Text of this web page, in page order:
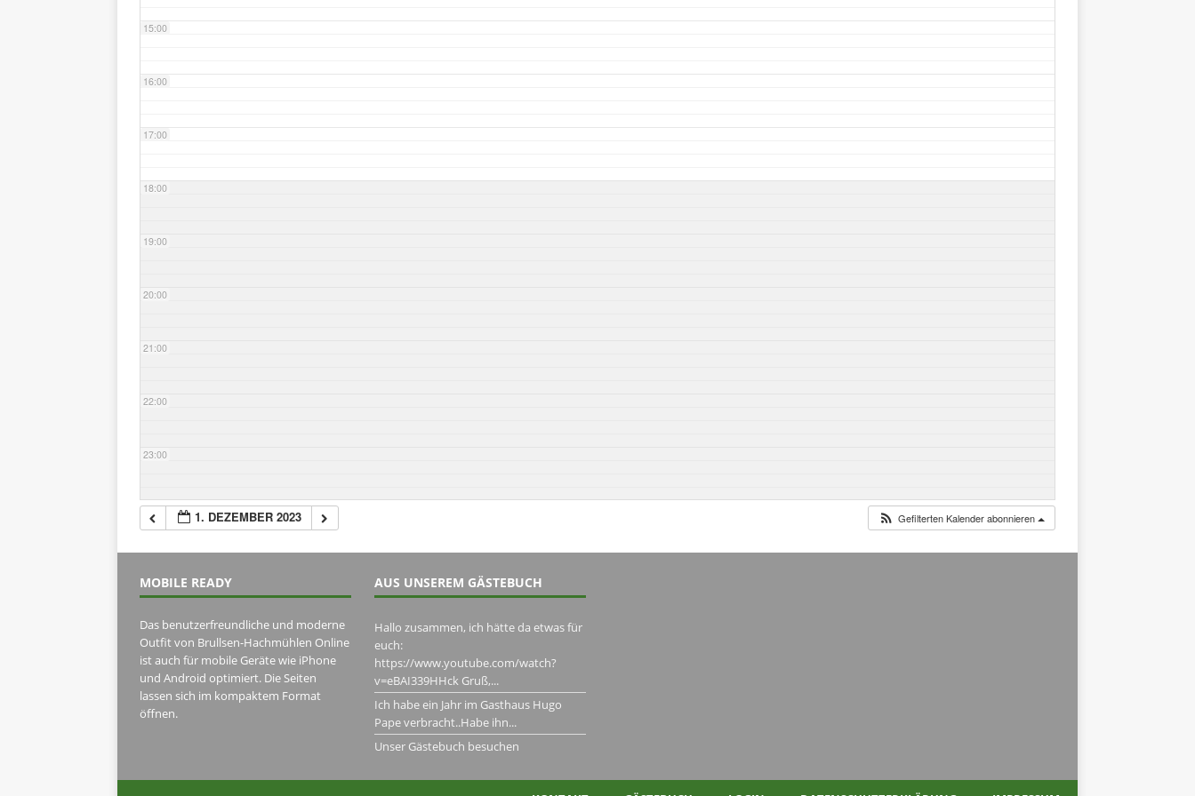
15:00
16:00
17:00
18:00
19:00
20:00
21:00
22:00
23:00
1. DEZEMBER 2023 Gefilterten Kalender abonnieren
MOBILE READY
Das benutzerfreundliche und moderne
Outfit von Brullsen-Hachmühlen Online
ist auch für mobile Geräte wie iPhone
und Android optimiert. Die Seiten
lassen sich im kompaktem Format
öffnen.
AUS UNSEREM GÄSTEBUCH
Hallo zusammen, ich hätte da etwas für
euch:
https://www.youtube.com/watch?
v=eBAI339HHck Gruß,...
Ich habe ein Jahr im Gasthaus Hugo
Pape verbracht..Habe ihn...
Unser Gästebuch besuchen